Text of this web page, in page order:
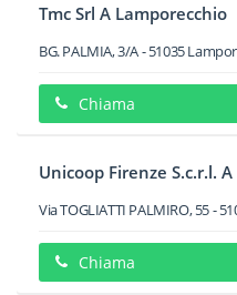
Tmc Srl A Lamporecchio
BG. PALMIA, 3/A-51035
Chiama
Unicoop Firenze S.c.r.l.
Via TOGLIATTI PALMIRO, 55-
Chiama